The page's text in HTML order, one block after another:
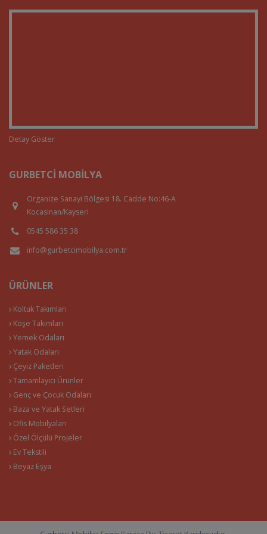
Detay Göster
GURBETCI MOBILYA
Organize Sanayi Bölgesi 18. Cadde No:46-A
Kocasinan/Kayseri
0545 586 35 38
info@gurbetcimobilya.com.tr
ÜRÜNLER
Koltuk Takımları
Köşe Takımları
Yemek Odaları
Yatak Odaları
Çeyiz Paketleri
Tamamlayıcı Ürünler
Genç ve Çocuk Odaları
Baza ve Yatak Setleri
Ofis Mobilyaları
Özel Ölçülü Projeler
Ev Tekstili
Beyaz Eşya